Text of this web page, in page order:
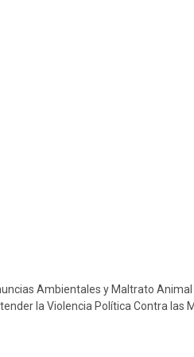
Ambientales y Maltrato Animal
la Violencia Política Contra las